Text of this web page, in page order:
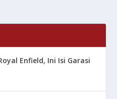
Enfield, Ini Isi Garasi